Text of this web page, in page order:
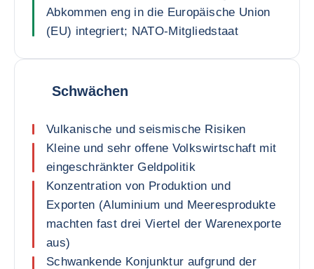
Abkommen eng in die Europäische Union
(EU) integriert; NATO-Mitgliedstaat
Schwächen
Vulkanische und seismische Risiken
Kleine und sehr offene Volkswirtschaft mit
eingeschränkter Geldpolitik
Konzentration von Produktion und
Exporten (Aluminium und Meeresprodukte
machten fast drei Viertel der Warenexporte
aus)
Schwankende Konjunktur aufgrund der